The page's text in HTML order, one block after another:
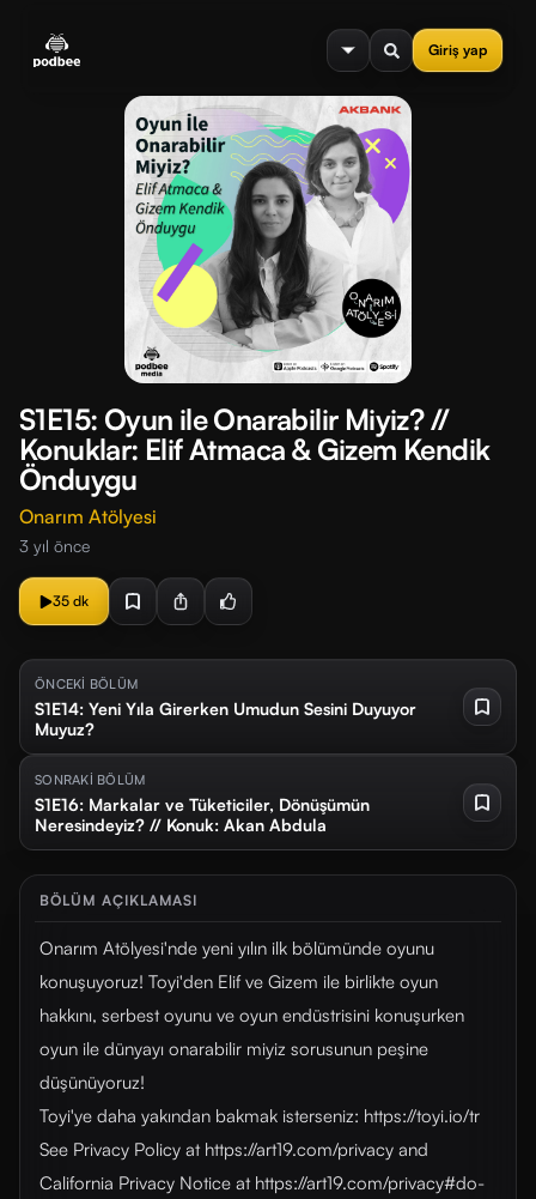
Giriş yap
menu
S1E15: Oyun ile Onarabilir Miyiz? //
Konuklar: Elif Atmaca & Gizem Kendik
Önduygu
Onarım Atölyesi
3 yıl önce
35 dk
ÖNCEKİ BÖLÜM
S1E14: Yeni Yıla Girerken Umudun Sesini Duyuyor
Muyuz?
SONRAKİ BÖLÜM
S1E16: Markalar ve Tüketiciler, Dönüşümün
Neresindeyiz? // Konuk: Akan Abdula
BÖLÜM AÇIKLAMASI
Onarım Atölyesi'nde yeni yılın ilk bölümünde oyunu
konuşuyoruz! Toyi'den Elif ve Gizem ile birlikte oyun
hakkını, serbest oyunu ve oyun endüstrisini konuşurken
oyun ile dünyayı onarabilir miyiz sorusunun peşine
düşünüyoruz!
Toyi'ye daha yakından bakmak isterseniz: https://toyi.io/tr
See Privacy Policy at https://art19.com/privacy and
California Privacy Notice at https://art19.com/privacy#do-